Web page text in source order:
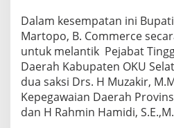
s
D
a
e
r
a
h
k
Dalam kesempatan ini
Martopo, B. Commerce
untuk melantik Pejabat
Daerah Kabupaten OKU
dua saksi Drs. H Muzakir,
Kepegawaian Daerah
dan H Rahmin Hamidi,